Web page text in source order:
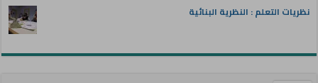
نظريات التعلم : النظرية البنائية